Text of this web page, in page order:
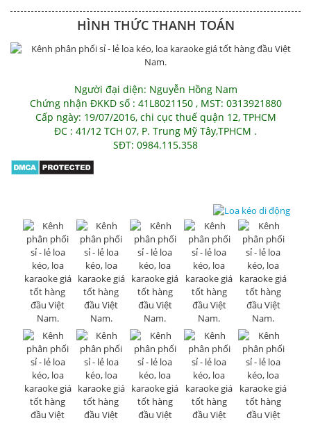
HÌNH THỨC THANH TOÁN
Người đại diện: Nguyễn Hồng Nam
Chứng nhận ĐKKD số : 41L8021150 , MST: 0313921880
Cấp ngày: 19/07/2016, chi cục thuế quận 12, TPHCM
ĐC : 41/12 TCH 07, P. Trung Mỹ Tây,TPHCM .
SĐT: 0984.115.358